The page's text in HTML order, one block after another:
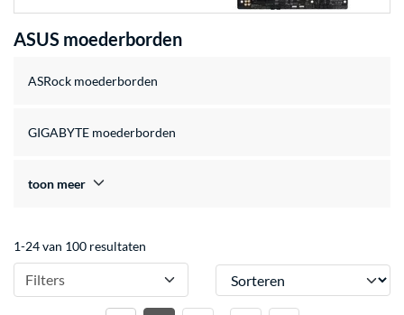
ASUS moederborden
ASRock moederborden
GIGABYTE moederborden
toon meer
1-24 van 100 resultaten
Filters Sorteren